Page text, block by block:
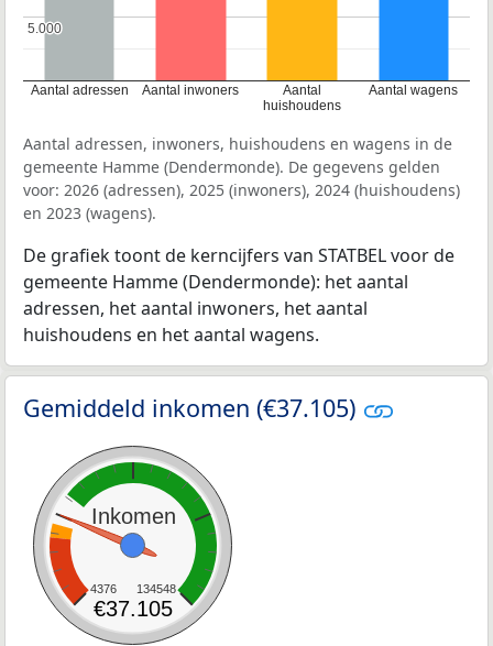
Aantal adressen Aantal inwoners
Aantal
huishoudens
Aantal wagens
5.000
5.000
Aantal adressen, inwoners, huishoudens en wagens in de
gemeente Hamme (Dendermonde). De gegevens gelden
voor: 2026 (adressen), 2025 (inwoners), 2024 (huishoudens)
en 2023 (wagens).
De grafiek toont de kerncijfers van STATBEL voor de
gemeente Hamme (Dendermonde): het aantal
adressen, het aantal inwoners, het aantal
huishoudens en het aantal wagens.
Gemiddeld inkomen (€37.105)
Inkomen
4376 134548
€37.105